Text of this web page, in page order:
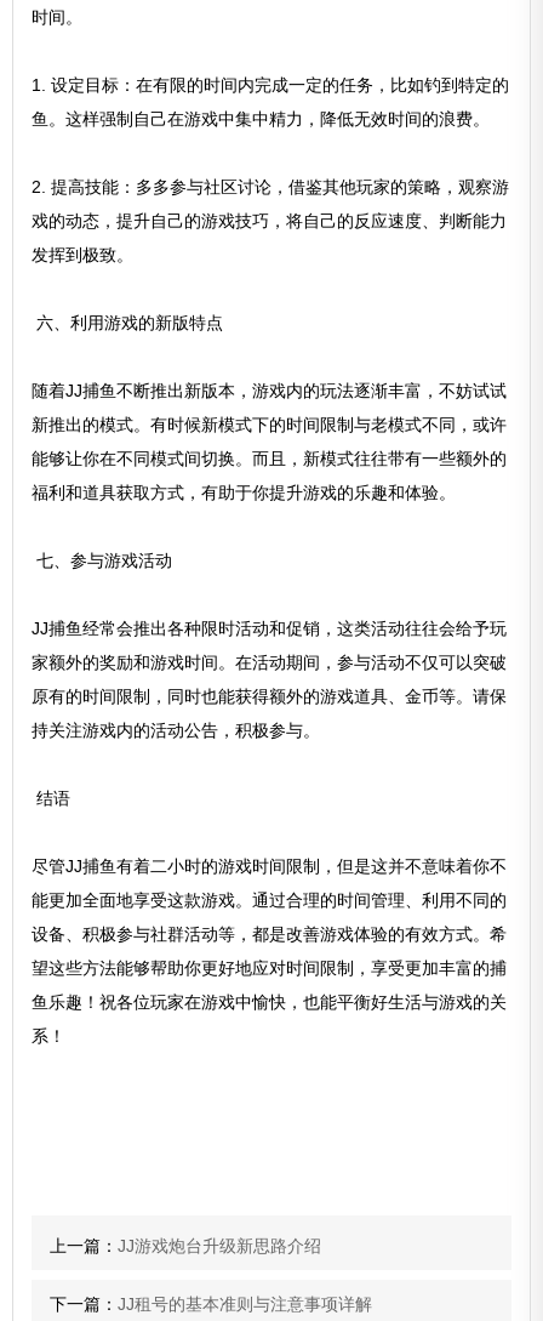
时间。
1. 设定目标：在有限的时间内完成一定的任务，比如钓到特定的
鱼。这样强制自己在游戏中集中精力，降低无效时间的浪费。
2. 提高技能：多多参与社区讨论，借鉴其他玩家的策略，观察游
戏的动态，提升自己的游戏技巧，将自己的反应速度、判断能力
发挥到极致。
六、利用游戏的新版特点
随着JJ捕鱼不断推出新版本，游戏内的玩法逐渐丰富，不妨试试
新推出的模式。有时候新模式下的时间限制与老模式不同，或许
能够让你在不同模式间切换。而且，新模式往往带有一些额外的
福利和道具获取方式，有助于你提升游戏的乐趣和体验。
七、参与游戏活动
JJ捕鱼经常会推出各种限时活动和促销，这类活动往往会给予玩
家额外的奖励和游戏时间。在活动期间，参与活动不仅可以突破
原有的时间限制，同时也能获得额外的游戏道具、金币等。请保
持关注游戏内的活动公告，积极参与。
结语
尽管JJ捕鱼有着二小时的游戏时间限制，但是这并不意味着你不
能更加全面地享受这款游戏。通过合理的时间管理、利用不同的
设备、积极参与社群活动等，都是改善游戏体验的有效方式。希
望这些方法能够帮助你更好地应对时间限制，享受更加丰富的捕
鱼乐趣！祝各位玩家在游戏中愉快，也能平衡好生活与游戏的关
系！
上一篇：JJ游戏炮台升级新思路介绍
下一篇：JJ租号的基本准则与注意事项详解